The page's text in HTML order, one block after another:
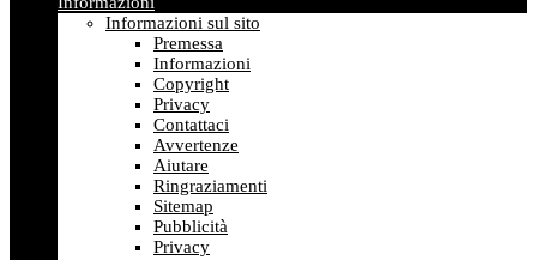
Informazioni sul sito
Premessa
Informazioni
Copyright
Privacy
Contattaci
Avvertenze
Aiutare
Ringraziamenti
Sitemap
Pubblicità
Privacy